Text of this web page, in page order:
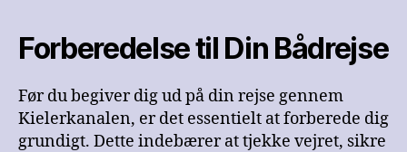
Forberedelse til Din Bådrejse
Før du begiver dig ud på din rejse gennem
Kielerkanalen, er det essentielt at forberede dig
grundigt. Dette indebærer at tjekke vejret, sikre